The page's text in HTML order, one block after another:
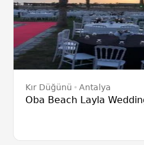
Kır Düğünü Antalya
Oba Beach Layla